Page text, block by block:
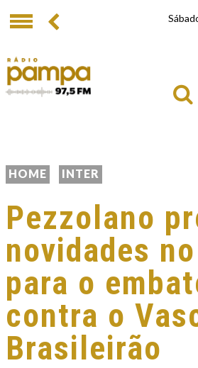
HOME INTER
Pezzolano
novidades
para o
contra o
Brasileirão